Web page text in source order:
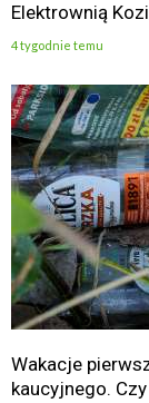
Elektrownią
4 tygodnie temu
Wakacje
kaucyjnego.